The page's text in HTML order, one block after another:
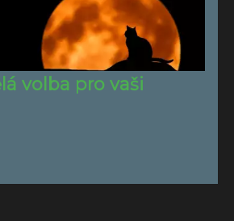
volba pro vaši